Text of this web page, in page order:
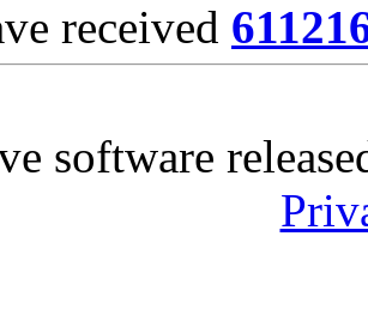
received
software